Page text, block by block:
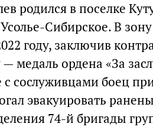
родился в поселке
Сибирское. В
году, заключив
медаль ордена «За
с сослуживцами боец
эвакуировать
74-й бригады